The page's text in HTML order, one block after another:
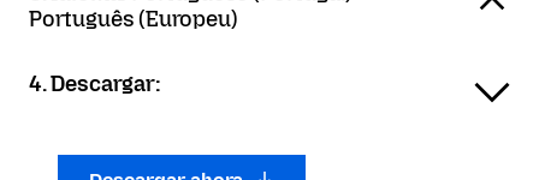
Português (Europeu)
4. Descargar: